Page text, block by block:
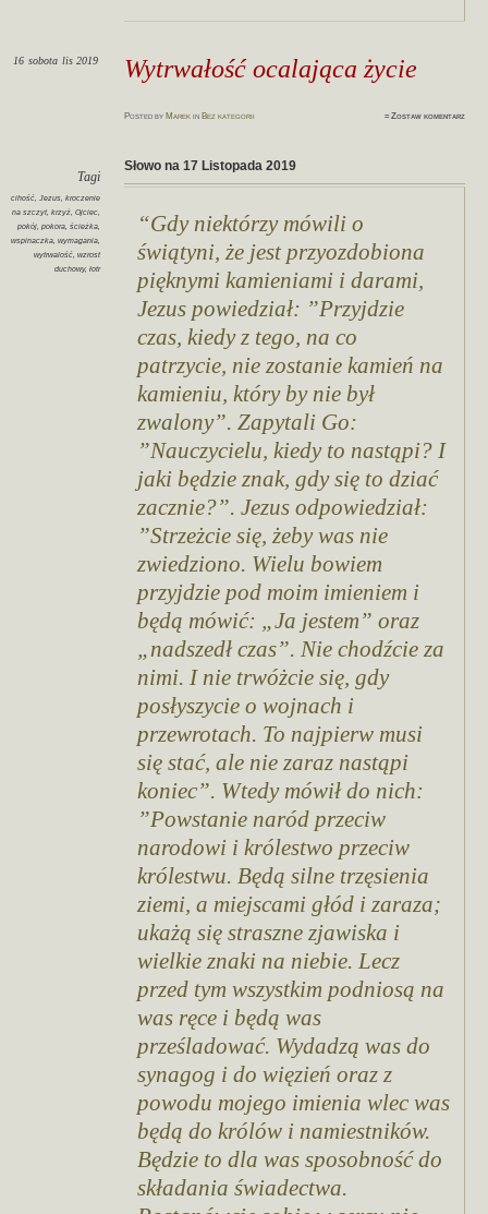
Wytrwałość ocalająca życie
16 sobota lis 2019
Postedby Marek in Bez kategorii ≈Zostaw komentarz
Tagi
cihość, Jezus, kroczenie
na szczyt, krzyż, Ojciec,
pokój, pokora, ścieżka,
wspinaczka, wymagania,
wytrwalość, wzrost
duchowy, łotr
Słowo na 17 Listopada 2019
Gdy niektórzy mówili o
świątyni, że jest przyozdobiona
pięknymi kamieniami i darami,
Jezus powiedział: ”Przyjdzie
czas, kiedy z tego, na co
patrzycie, nie zostanie kamień na
kamieniu, który by nie był
zwalony”. Zapytali Go:
”Nauczycielu, kiedy to nastąpi? I
jaki będzie znak, gdy się to dziać
zacznie?”. Jezus odpowiedział:
”Strzeżcie się, żeby was nie
zwiedziono. Wielu bowiem
przyjdzie pod moim imieniem i
będą mówić: „Ja jestem” oraz
„nadszedł czas”. Nie chodźcie za
nimi. I nie trwóżcie się, gdy
posłyszycie o wojnach i
przewrotach. To najpierw musi
się stać, ale nie zaraz nastąpi
koniec”. Wtedy mówił do nich:
”Powstanie naród przeciw
narodowi i królestwo przeciw
królestwu. Będą silne trzęsienia
ziemi, a miejscami głód i zaraza;
ukażą się straszne zjawiska i
wielkie znaki na niebie. Lecz
przed tym wszystkim podniosą na
was ręce i będą was
prześladować. Wydadzą was do
synagog i do więzień oraz z
powodu mojego imienia wlec was
będą do królów i namiestników.
Będzie to dla was sposobność do
składania świadectwa.